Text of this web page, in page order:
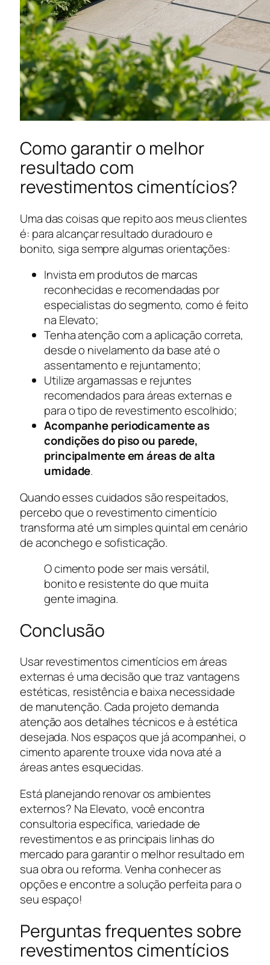
Como garantir o melhor
resultado com
revestimentos cimentícios?
Uma das coisas que repito aos meus clientes
é: para alcançar resultado duradouro e
bonito, siga sempre algumas orientações:
Invista em produtos de marcas
reconhecidas e recomendadas por
especialistas do segmento, como é feito
na Elevato;
Tenha atenção com a aplicação correta,
desde o nivelamento da base até o
assentamento e rejuntamento;
Utilize argamassas e rejuntes
recomendados para áreas externas e
para o tipo de revestimento escolhido;
Acompanhe periodicamente as
condições do piso ou parede,
principalmente em áreas de alta
umidade.
Quando esses cuidados são respeitados,
percebo que o revestimento cimentício
transforma até um simples quintal em cenário
de aconchego e sofisticação.
O cimento pode ser mais versátil,
bonito e resistente do que muita
gente imagina.
Conclusão
Usar revestimentos cimentícios em áreas
externas é uma decisão que traz vantagens
estéticas, resistência e baixa necessidade
de manutenção. Cada projeto demanda
atenção aos detalhes técnicos e à estética
desejada. Nos espaços que já acompanhei, o
cimento aparente trouxe vida nova até a
áreas antes esquecidas.
Está planejando renovar os ambientes
externos? Na Elevato, você encontra
consultoria específica, variedade de
revestimentos e as principais linhas do
mercado para garantir o melhor resultado em
sua obra ou reforma. Venha conhecer as
opções e encontre a solução perfeita para o
seu espaço!
Perguntas frequentes sobre
revestimentos cimentícios